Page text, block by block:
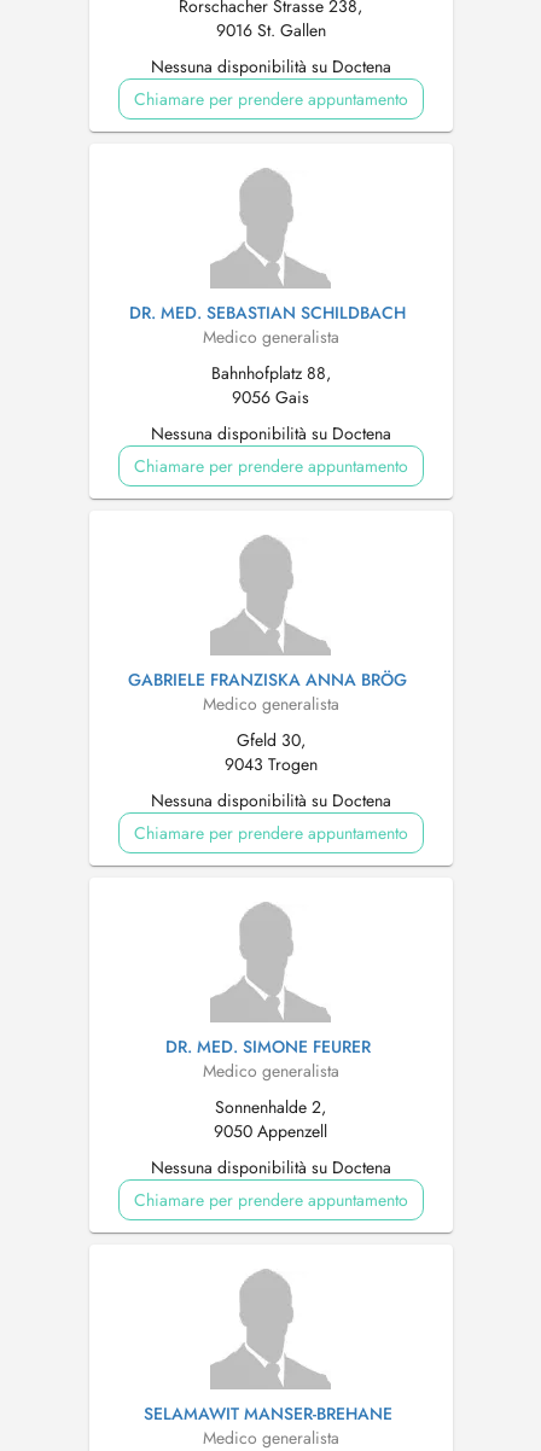
Rorschacher Strasse 238,
9016 St. Gallen
Nessuna disponibilità su Doctena
Chiamare per prendere appuntamento
DR. MED. SEBASTIAN SCHILDBACH
Medico generalista
Bahnhofplatz 88,
9056 Gais
Nessuna disponibilità su Doctena
Chiamare per prendere appuntamento
GABRIELE FRANZISKA ANNA BRÖG
Medico generalista
Gfeld 30,
9043 Trogen
Nessuna disponibilità su Doctena
Chiamare per prendere appuntamento
DR. MED. SIMONE FEURER
Medico generalista
Sonnenhalde 2,
9050 Appenzell
Nessuna disponibilità su Doctena
Chiamare per prendere appuntamento
SELAMAWIT MANSER-BREHANE
Medico generalista